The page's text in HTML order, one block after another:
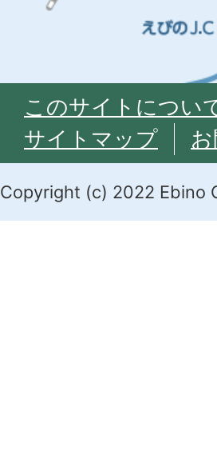
このサイトについ
サイトマップ
Copyright (c) 2022 Ebino